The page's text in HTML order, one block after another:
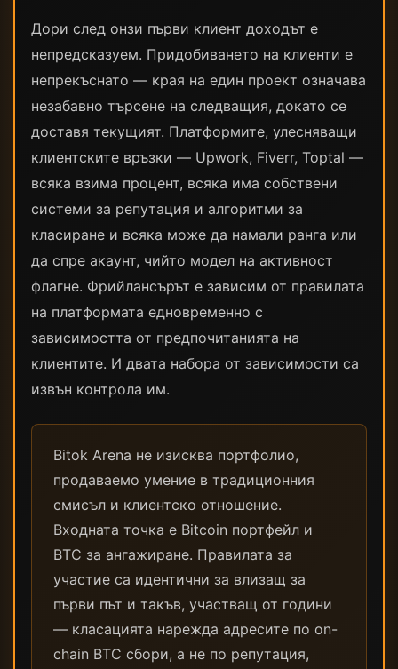
Дори след онзи първи клиент доходът е
непредсказуем. Придобиването на клиенти е
непрекъснато — края на един проект означава
незабавно търсене на следващия, докато се
доставя текущият. Платформите, улесняващи
клиентските връзки — Upwork, Fiverr, Toptal —
всяка взима процент, всяка има собствени
системи за репутация и алгоритми за
класиране и всяка може да намали ранга или
да спре акаунт, чийто модел на активност
флагне. Фрийлансърът е зависим от правилата
на платформата едновременно с
зависимостта от предпочитанията на
клиентите. И двата набора от зависимости са
извън контрола им.
Bitok Arena не изисква портфолио,
продаваемо умение в традиционния
смисъл и клиентско отношение.
Входната точка е Bitcoin портфейл и
BTC за ангажиране. Правилата за
участие са идентични за влизащ за
първи път и такъв, участващ от години
— класацията нарежда адресите по on-
chain BTC сбори, а не по репутация,